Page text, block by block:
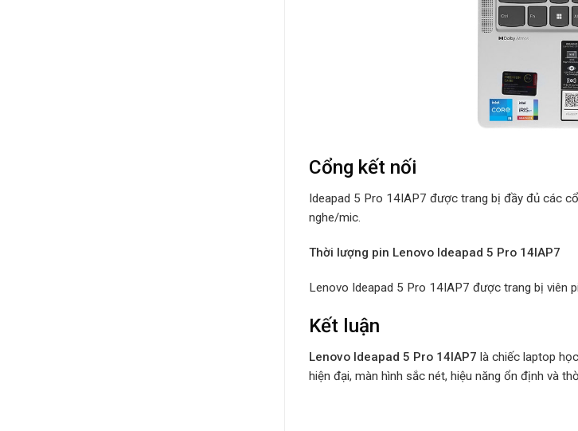
Cổng kết nối
Ideapad 5 Pro 14IAP7 được trang bị đầy đủ các
nghe/mic.
Thời lượng pin Lenovo Ideapad 5 Pro 14IAP7
Lenovo Ideapad 5 Pro 14IAP7 được trang bị viên
Kết luận
Lenovo Ideapad 5 Pro 14IAP7 là chiếc laptop
hiện đại, màn hình sắc nét, hiệu năng ổn định và